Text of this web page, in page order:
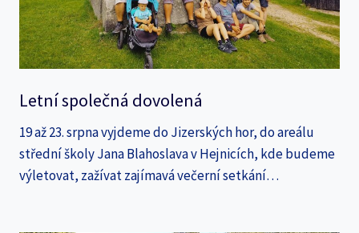
Letní společná dovolená
19 až 23. srpna vyjdeme do Jizerských hor, do areálu
střední školy Jana Blahoslava v Hejnicích, kde budeme
výletovat, zažívat zajímavá večerní setkání…